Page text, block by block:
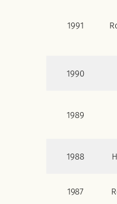
1991
1990
1989
1988
1987